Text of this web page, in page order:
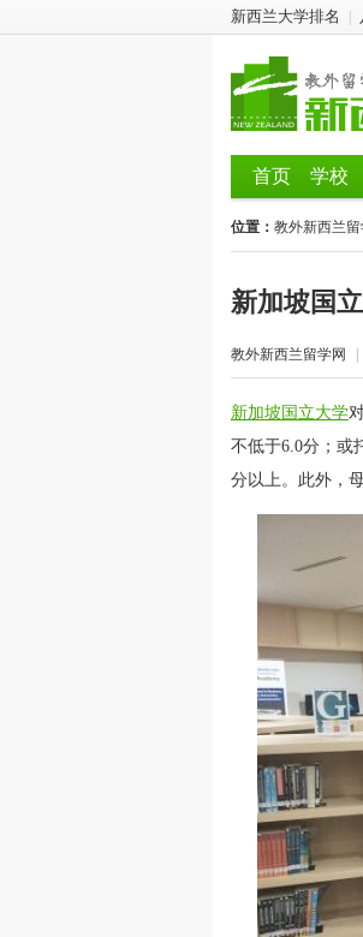
新西兰大学排名
首页 学校
位置： 教外新西兰留
新加坡国
教外新西兰留学网
新加坡国立大学
不低于6.0分；或
分以上。此外，